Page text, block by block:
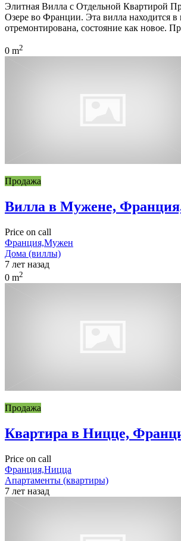
Элитная Вилла с Отдельной Квартирой
Озере во Франции. Эта вилла находится
отремонтирована, состояние как новое.
0 m2
Продажа
Вилла в Мужене,
Price on call
Франция,Мужен
Дома (виллы)
7 лет назад
0 m2
Продажа
Квартира в Ницце,
Price on call
Франция,Ницца
Апартаменты (квартиры)
7 лет назад